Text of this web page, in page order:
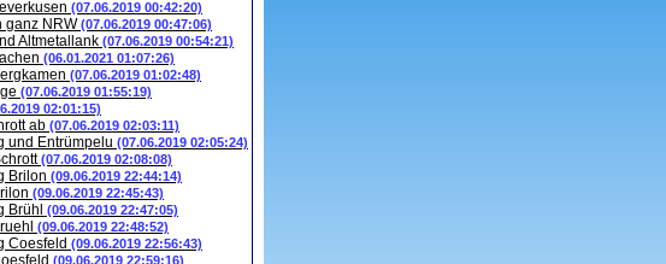
(07.06.2019 00:42:20)
ganz NRW(07.06.2019 00:47:06)
Altmetallank (07.06.2019 00:54:21)
(06.01.2021 01:07:26)
(07.06.2019 01:02:48)
(07.06.2019 01:55:19)
02:01:15)
ab (07.06.2019 02:03:11)
und Entrümpelu (07.06.2019 02:05:24)
(07.06.2019 02:08:08)
Brilon (09.06.2019 22:44:14)
(09.06.2019 22:45:43)
Brühl (09.06.2019 22:47:05)
(09.06.2019 22:48:52)
Coesfeld (09.06.2019 22:56:43)
(09.06.2019 22:59:16)